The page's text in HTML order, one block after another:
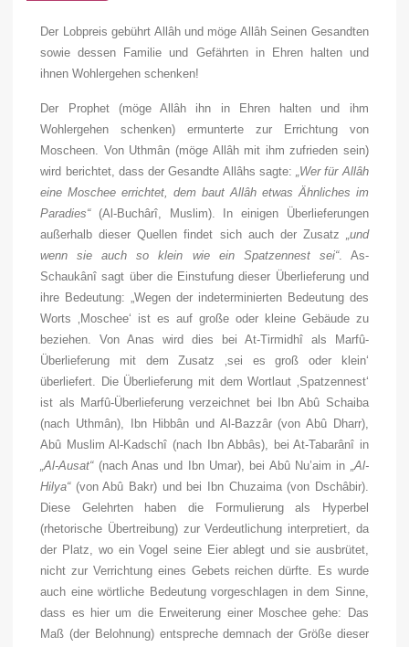
Der Lobpreis gebührt Allâh und möge Allâh Seinen Gesandten
sowie dessen Familie und Gefährten in Ehren halten und
ihnen Wohlergehen schenken!
Der Prophet (möge Allâh ihn in Ehren halten und ihm
Wohlergehen schenken) ermunterte zur Errichtung von
Moscheen. Von Uthmân (möge Allâh mit ihm zufrieden sein)
wird berichtet, dass der Gesandte Allâhs sagte:„Wer für Allâh
eine Moschee errichtet, dem baut Allâh etwas Ähnliches im
Paradies“(Al-Buchârî, Muslim). In einigen Überlieferungen
außerhalb dieser Quellen findet sich auch der Zusatz „und
wenn sie auch so klein wie ein Spatzennest sei“. As-
Schaukânî sagt über die Einstufung dieser Überlieferung und
ihre Bedeutung: „Wegen der indeterminierten Bedeutung des
Worts ‚Moschee‘ ist es auf große oder kleine Gebäude zu
beziehen. Von Anas wird dies bei At-Tirmidhî als Marfû-
Überlieferung mit dem Zusatz ‚sei es groß oder klein‘
überliefert. Die Überlieferung mit dem Wortlaut ‚Spatzennest‘
ist als Marfû-Überlieferung verzeichnet bei Ibn Abû Schaiba
(nach Uthmân), Ibn Hibbân und Al-Bazzâr (von Abû Dharr),
Abû Muslim Al-Kadschî (nach Ibn Abbâs), bei At-Tabarânî in
„Al-Ausat“(nach Anas und Ibn Umar), bei Abû Nu’aim in „Al-
Hilya“(von Abû Bakr) und bei Ibn Chuzaima (von Dschâbir).
Diese Gelehrten haben die Formulierung als Hyperbel
(rhetorische Übertreibung) zur Verdeutlichung interpretiert, da
der Platz, wo ein Vogel seine Eier ablegt und sie ausbrütet,
nicht zur Verrichtung eines Gebets reichen dürfte. Es wurde
auch eine wörtliche Bedeutung vorgeschlagen in dem Sinne,
dass es hier um die Erweiterung einer Moschee gehe: Das
Maß (der Belohnung) entspreche demnach der Größe dieser